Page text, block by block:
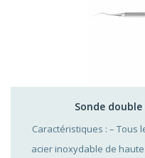
Sonde
Caractéristiques : –
acier inoxydable de